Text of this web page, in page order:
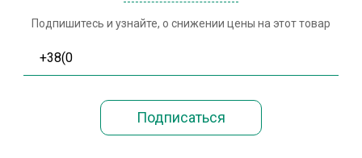
Подпишитесь и узнайте, о снижении цены на этот товар